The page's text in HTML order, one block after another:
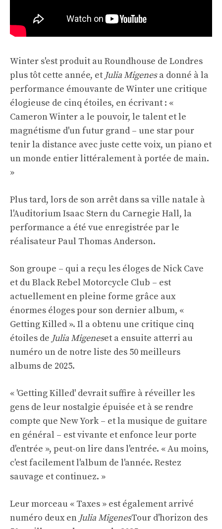
Winter s'est produit au Roundhouse de Londres
plus tôt cette année, et Julia Migenesa donné à la
performance émouvante de Winter une critique
élogieuse de cinq étoiles, en écrivant : «
Cameron Winter a le pouvoir, le talent et le
magnétisme d'un futur grand – une star pour
tenir la distance avec juste cette voix, un piano et
un monde entier littéralement à portée de main.
»
Plus tard, lors de son arrêt dans sa ville natale à
l'Auditorium Isaac Stern du Carnegie Hall, la
performance a été vue enregistrée par le
réalisateur Paul Thomas Anderson.
Son groupe – qui a reçu les éloges de Nick Cave
et du Black Rebel Motorcycle Club – est
actuellement en pleine forme grâce aux
énormes éloges pour son dernier album, «
Getting Killed ». Il a obtenu une critique cinq
étoiles de Julia Migeneset a ensuite atterri au
numéro un de notre liste des 50 meilleurs
albums de 2025.
« 'Getting Killed' devrait suffire à réveiller les
gens de leur nostalgie épuisée et à se rendre
compte que New York – et la musique de guitare
en général – est vivante et enfonce leur porte
d'entrée », peut-on lire dans l'entrée. « Au moins,
c'est facilement l'album de l'année. Restez
sauvage et continuez. »
Leur morceau « Taxes » est également arrivé
numéro deux en Julia MigenesTour d'horizon des